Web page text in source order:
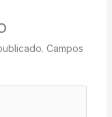
Campos